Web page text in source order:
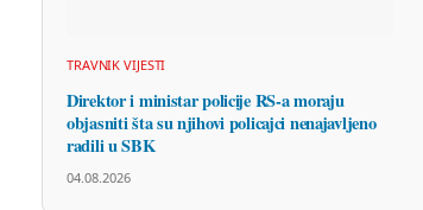
TRAVNIK VIJESTI
Direktor i ministar policije RS-a moraju
objasniti šta su njihovi policajci nenajavljeno
radili u SBK
04.08.2026